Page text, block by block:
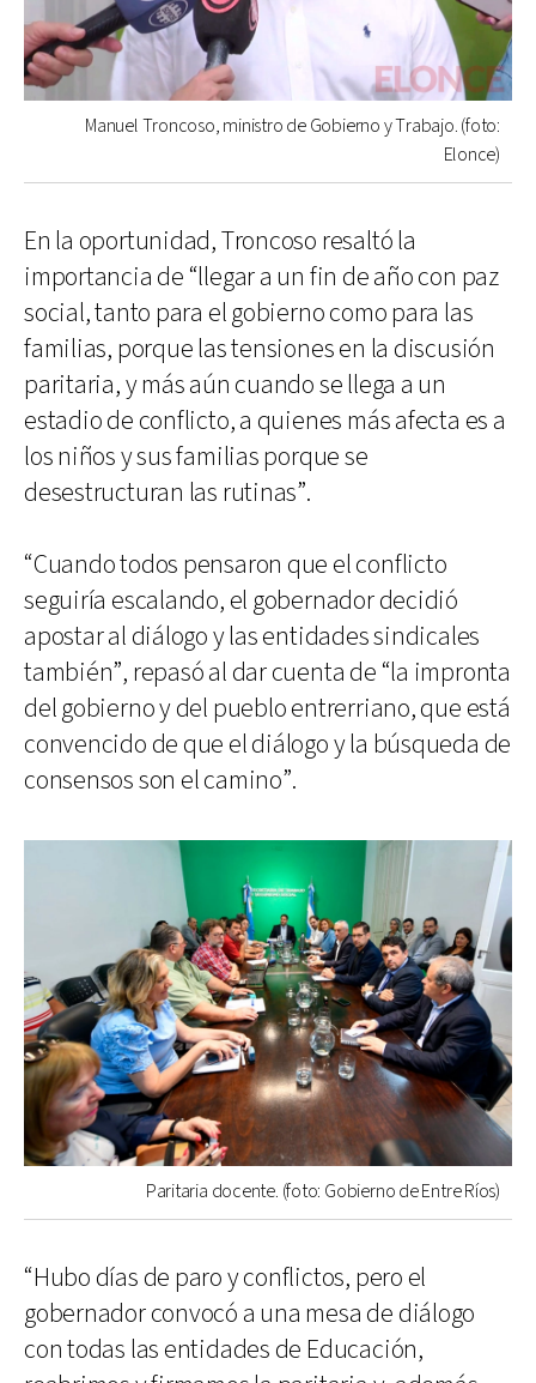
Manuel Troncoso, ministro de Gobierno y Trabajo. (foto:
Elonce)
En la oportunidad, Troncoso resaltó la
importancia de “llegar a un fin de año con paz
social, tanto para el gobierno como para las
familias, porque las tensiones en la discusión
paritaria, y más aún cuando se llega a un
estadio de conflicto, a quienes más afecta es a
los niños y sus familias porque se
desestructuran las rutinas”.
“Cuando todos pensaron que el conflicto
seguiría escalando, el gobernador decidió
apostar al diálogo y las entidades sindicales
también”, repasó al dar cuenta de “la impronta
del gobierno y del pueblo entrerriano, que está
convencido de que el diálogo y la búsqueda de
consensos son el camino”.
Paritaria docente. (foto: Gobierno de Entre Ríos)
“Hubo días de paro y conflictos, pero el
gobernador convocó a una mesa de diálogo
con todas las entidades de Educación,